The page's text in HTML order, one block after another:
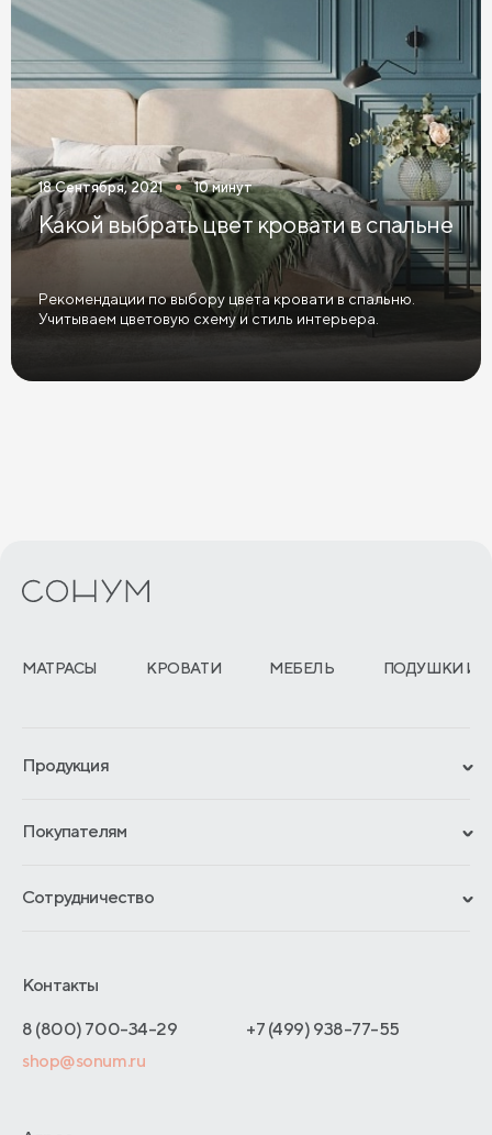
18 Сентября, 2021 10 минут
Какой выбрать цвет кровати в спальне
Рекомендации по выбору цвета кровати в спальню.
Учитываем цветовую схему и стиль интерьера.
МАТРАСЫ КРОВАТИ МЕБЕЛЬ ПОДУШКИ И
Продукция
Гарантии
Отзывы покупателей
Покупателям
Обмен и возврат
Как оформить заказ
Адреса магазинов
Договор-оферты
Сотрудничество
Отельерам
Оптовые продажи
О производстве
Контакты
8 (800) 700-34-29
+7 (499) 938-77-55
shop@sonum.ru